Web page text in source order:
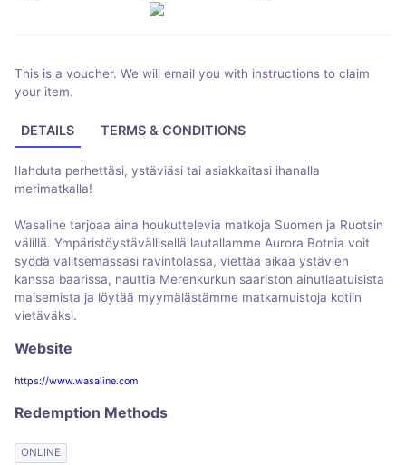
This is a voucher. We will email you with instructions to claim
your item.
DETAILS TERMS & CONDITIONS
Ilahduta perhettäsi, ystäviäsi tai asiakkaitasi ihanalla
merimatkalla!
Wasaline tarjoaa aina houkuttelevia matkoja Suomen ja Ruotsin
välillä. Ympäristöystävällisellä lautallamme Aurora Botnia voit
syödä valitsemassasi ravintolassa, viettää aikaa ystävien
kanssa baarissa, nauttia Merenkurkun saariston ainutlaatuisista
maisemista ja löytää myymälästämme matkamuistoja kotiin
vietäväksi.
Website
https://www.wasaline.com
Redemption Methods
ONLINE